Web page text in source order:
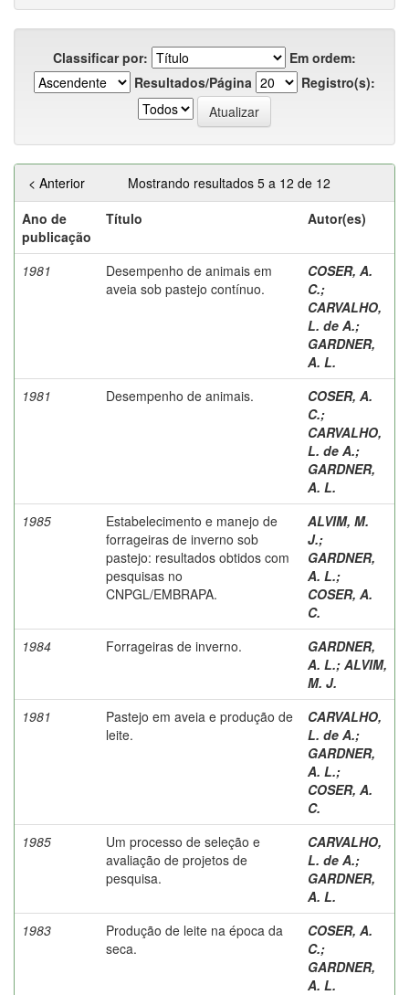
Classificar por:
Em ordem:
Resultados/Página
Registro(s):
Mostrando resultados 5 a 12 de 12
< Anterior
Ano de
publicação
Título Autor(es)
1981
Desempenho de animais em
aveia sob pastejo contínuo.
COSER, A.
C.;
CARVALHO,
L. de A.;
GARDNER,
A. L.
1981
Desempenho de animais.
COSER, A.
C.;
CARVALHO,
L. de A.;
GARDNER,
A. L.
1985
Estabelecimento e manejo de
forrageiras de inverno sob
pastejo: resultados obtidos com
pesquisas no
CNPGL/EMBRAPA.
ALVIM, M.
J.;
GARDNER,
A. L.;
COSER, A.
C.
1984
Forrageiras de inverno.
GARDNER,
A. L.; ALVIM,
M. J.
1981
Pastejo em aveia e produção de
leite.
CARVALHO,
L. de A.;
GARDNER,
A. L.;
COSER, A.
C.
1985
Um processo de seleção e
avaliação de projetos de
pesquisa.
CARVALHO,
L. de A.;
GARDNER,
A. L.
1983
Produção de leite na época da
seca.
COSER, A.
C.;
GARDNER,
A. L.